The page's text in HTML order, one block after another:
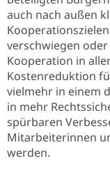
auch nach außen
verschwiegen
Kooperation in
Kostenreduktion
vielmehr in einem
in mehr
spürbaren
Mitarbeiterinnen
werden.